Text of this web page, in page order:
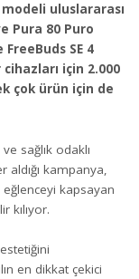
uluslararası
Pura 80 Puro
SE 4
için 2.000
çok ürün için de
sağlık odaklı
aldığı kampanya,
eğlenceyi kapsayan
kılıyor.
en dikkat çekici